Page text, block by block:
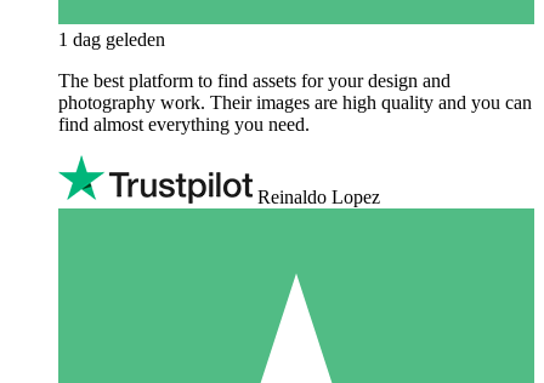
1 dag geleden
The best platform to find assets for your design and
photography work. Their images are high quality and you can
find almost everything you need.
Reinaldo Lopez